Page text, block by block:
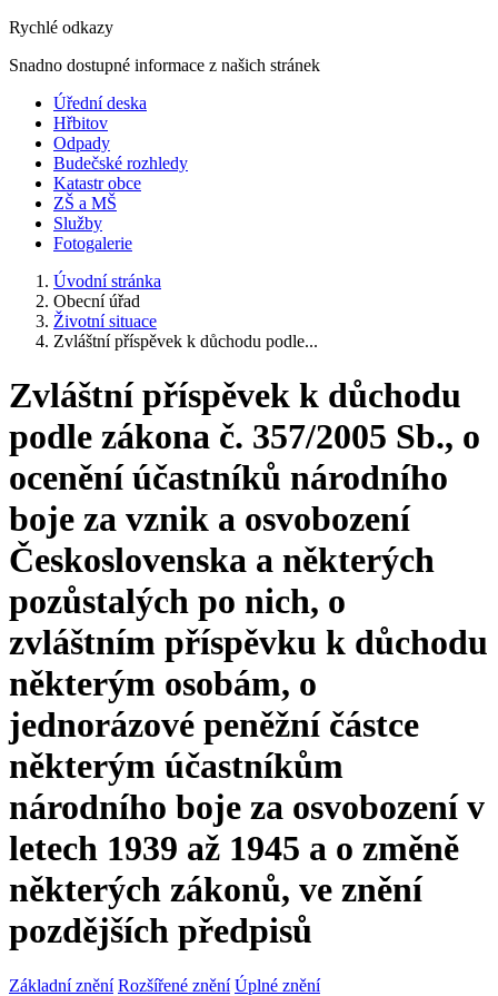
Rychlé odkazy
Snadno dostupné informace z našich stránek
Úřední deska
Hřbitov
Odpady
Budečské rozhledy
Katastr obce
ZŠ a MŠ
Služby
Fotogalerie
Úvodní stránka
Obecní úřad
Životní situace
Zvláštní příspěvek k důchodu podle...
Zvláštní příspěvek k důchodu
podle zákona č. 357/2005 Sb., o
ocenění účastníků národního
boje za vznik a osvobození
Československa a některých
pozůstalých po nich, o
zvláštním příspěvku k důchodu
některým osobám, o
jednorázové peněžní částce
některým účastníkům
národního boje za osvobození v
letech 1939 až 1945 a o změně
některých zákonů, ve znění
pozdějších předpisů
Základní znění Rozšířené znění Úplné znění